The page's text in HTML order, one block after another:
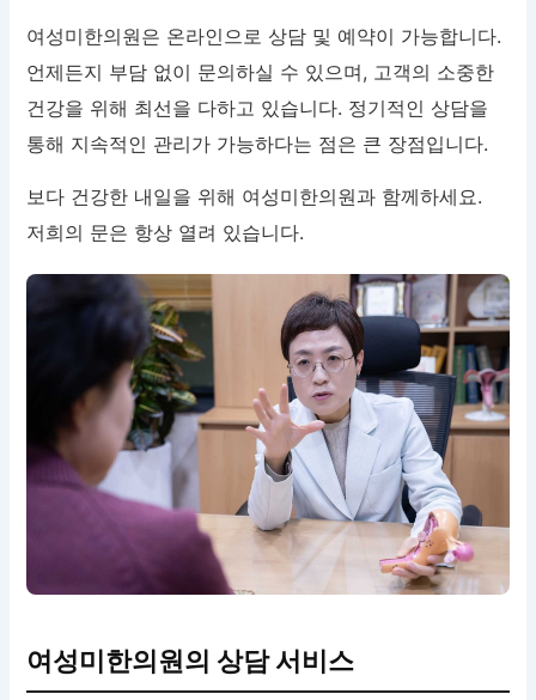
여성미한의원은 온라인으로 상담 및 예약이 가능합니다.
언제든지 부담 없이 문의하실 수 있으며, 고객의 소중한
건강을 위해 최선을 다하고 있습니다. 정기적인 상담을
통해 지속적인 관리가 가능하다는 점은 큰 장점입니다.
보다 건강한 내일을 위해 여성미한의원과 함께하세요.
저희의 문은 항상 열려 있습니다.
여성미한의원의 상담 서비스